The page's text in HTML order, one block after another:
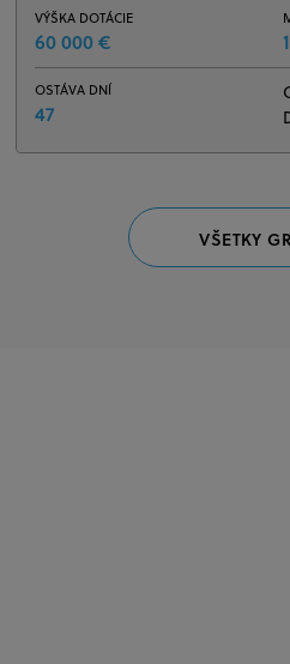
VÝŠKA DOTÁCIE
60 000 €
OSTÁVA DNÍ
47
VŠETKY